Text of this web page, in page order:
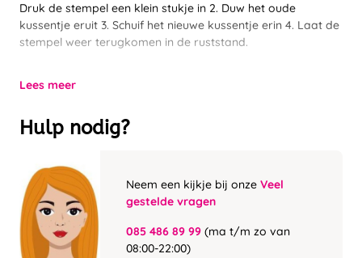
Druk de stempel een klein stukje in 2. Duw het oude
kussentje eruit 3. Schuif het nieuwe kussentje erin 4. Laat de
stempel weer terugkomen in de ruststand.
Lees meer
Hulp nodig?
Neem een kijkje bij onze Veel
gestelde vragen
085 486 89 99 (ma t/m zo van
08:00-22:00)